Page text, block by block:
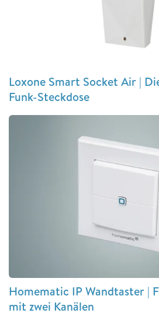
Loxone Smart Socket Air |
Funk-Steckdose
Homematic IP Wandtaster |
mit zwei Kanälen